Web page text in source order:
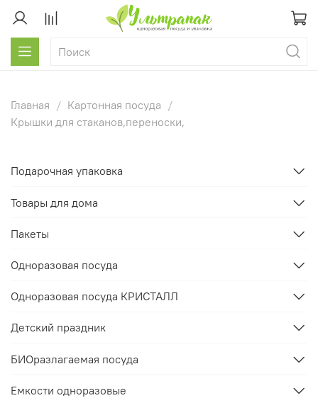
Главная
Картонная посуда
Крышки для стаканов,переноски,
Подарочная упаковка
Товары для дома
Пакеты
Одноразовая посуда
Одноразовая посуда КРИСТАЛЛ
Детский праздник
БИОразлагаемая посуда
Емкости одноразовые